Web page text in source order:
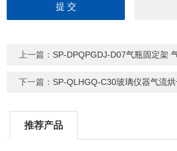
上一篇： SP-DPQPGDJ-D07气瓶固定架
下一篇： SP-QLHGQ-C30玻璃仪器气流
推荐产品